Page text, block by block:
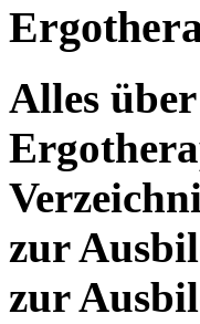
Alles
zur
zur